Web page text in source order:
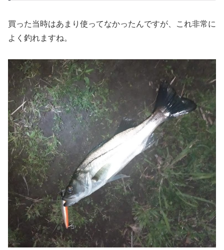
買った当時はあまり使ってなかったんですが、これ非常に
よく釣れますね。